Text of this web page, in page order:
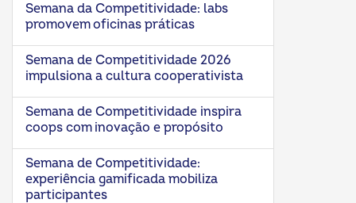
Semana da Competitividade: labs
promovem oficinas práticas
Semana de Competitividade 2026
impulsiona a cultura cooperativista
Semana de Competitividade inspira
coops com inovação e propósito
Semana de Competitividade:
experiência gamificada mobiliza
participantes